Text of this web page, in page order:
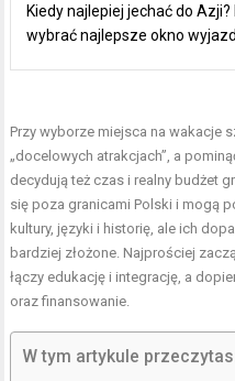
Kiedy najlepiej jechać do
wybrać najlepsze okno
Przy wyborze miejsca na wakacje
„docelowych atrakcjach”, a
decydują też czas i realny budżet
się poza granicami Polski i mogą
kultury, języki i historię, ale ich
bardziej złożone. Najprościej
łączy edukację i integrację, a
oraz finansowanie.
W tym artykule